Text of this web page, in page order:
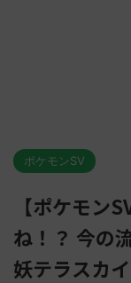
ポケモンSV
【ポケモン
ね！？ 今の
妖テラスカ